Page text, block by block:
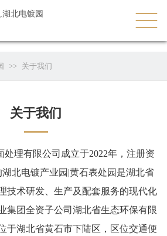
>> 关于我们
关于我们
理有限公司成立于2022年，注册资
北电镀产业园|黄石表处园是湖北省
技术研发、生产及配套服务的现代化
集团全资子公司湖北省生态环保有限
于湖北省黄石市下陆区， 区位交通便